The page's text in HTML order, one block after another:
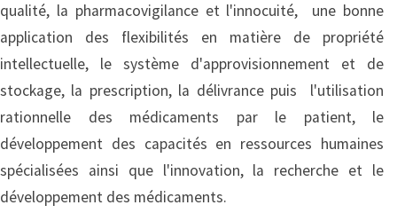
qualité, la pharmacovigilance et l'innocuité, une bonne
application des flexibilités en matière de propriété
intellectuelle, le système d'approvisionnement et de
stockage, la prescription, la délivrance puis l'utilisation
rationnelle des médicaments par le patient, le
développement des capacités en ressources humaines
spécialisées ainsi que l'innovation, la recherche et le
développement des médicaments.